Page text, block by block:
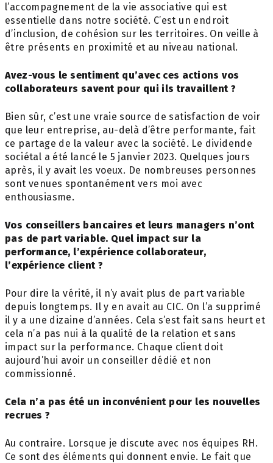
l’accompagnement de la vie associative qui est
essentielle dans notre société. C’est un endroit
d’inclusion, de cohésion sur les territoires. On veille à
être présents en proximité et au niveau national.
Avez-vous le sentiment qu’avec ces actions vos
collaborateurs savent pour qui ils travaillent ?
Bien sûr, c’est une vraie source de satisfaction de voir
que leur entreprise, au-delà d’être performante, fait
ce partage de la valeur avec la société. Le dividende
sociétal a été lancé le 5 janvier 2023. Quelques jours
après, il y avait les voeux. De nombreuses personnes
sont venues spontanément vers moi avec
enthousiasme.
Vos conseillers bancaires et leurs managers n’ont
pas de part variable. Quel impact sur la
performance, l’expérience collaborateur,
l’expérience client ?
Pour dire la vérité, il n’y avait plus de part variable
depuis longtemps. Il y en avait au CIC. On l’a supprimé
il y a une dizaine d’années. Cela s’est fait sans heurt et
cela n’a pas nui à la qualité de la relation et sans
impact sur la performance. Chaque client doit
aujourd’hui avoir un conseiller dédié et non
commissionné.
Cela n’a pas été un inconvénient pour les nouvelles
recrues ?
Au contraire. Lorsque je discute avec nos équipes RH.
Ce sont des éléments qui donnent envie. Le fait que